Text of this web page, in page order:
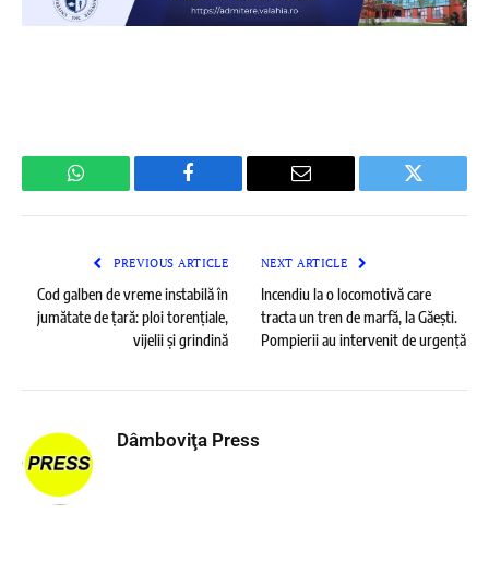
WhatsApp Facebook Email Twitter
PREVIOUS ARTICLE
Cod galben de vreme instabilă în
jumătate de țară: ploi torențiale,
vijelii și grindină
NEXT ARTICLE
Incendiu la o locomotivă care
tracta un tren de marfă, la Găești.
Pompierii au intervenit de urgență
Dâmboviţa Press